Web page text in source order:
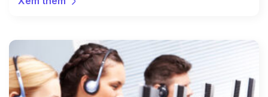
một kịch bản gọi có sẵn, các thông tin về sản phẩm